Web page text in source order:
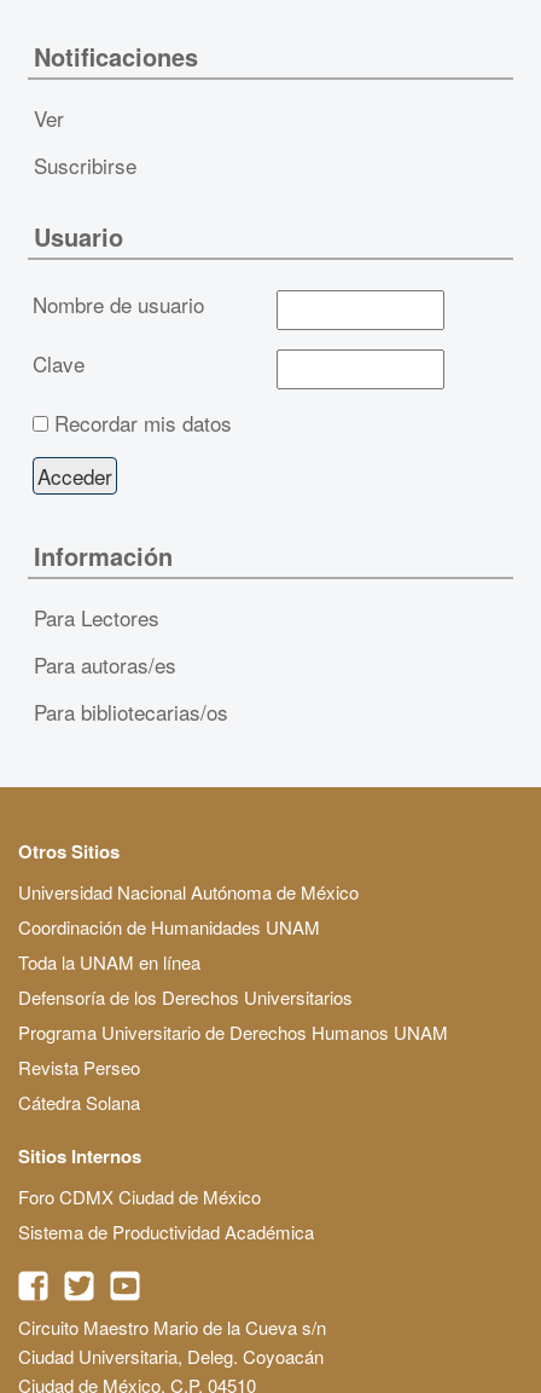
Notificaciones
Ver
Suscribirse
Usuario
Nombre de usuario
Clave
Recordar mis datos
Información
Para Lectores
Para autoras/es
Para bibliotecarias/os
Otros Sitios
Universidad Nacional Autónoma de México
Coordinación de Humanidades UNAM
Toda la UNAM en línea
Defensoría de los Derechos Universitarios
Programa Universitario de Derechos Humanos UNAM
Revista Perseo
Cátedra Solana
Sitios Internos
Foro CDMX Ciudad de México
Sistema de Productividad Académica
Circuito Maestro Mario de la Cueva s/n
Ciudad Universitaria, Deleg. Coyoacán
Ciudad de México, C.P. 04510